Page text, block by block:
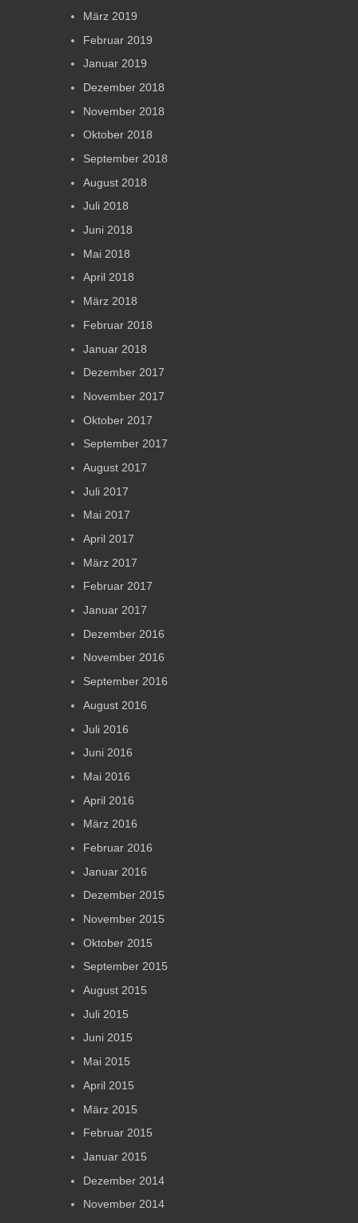
März 2019
Februar 2019
Januar 2019
Dezember 2018
November 2018
Oktober 2018
September 2018
August 2018
Juli 2018
Juni 2018
Mai 2018
April 2018
März 2018
Februar 2018
Januar 2018
Dezember 2017
November 2017
Oktober 2017
September 2017
August 2017
Juli 2017
Mai 2017
April 2017
März 2017
Februar 2017
Januar 2017
Dezember 2016
November 2016
September 2016
August 2016
Juli 2016
Juni 2016
Mai 2016
April 2016
März 2016
Februar 2016
Januar 2016
Dezember 2015
November 2015
Oktober 2015
September 2015
August 2015
Juli 2015
Juni 2015
Mai 2015
April 2015
März 2015
Februar 2015
Januar 2015
Dezember 2014
November 2014